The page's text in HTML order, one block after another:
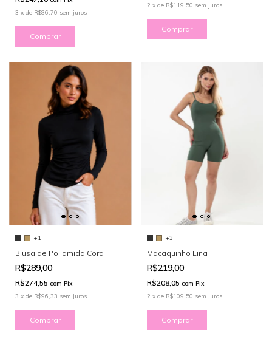
3 x de R$86,70 sem juros
Comprar
2 x de R$119,50 sem juros
Comprar
+1
Blusa de Poliamida Cora
R$289,00
R$274,55 com Pix
3 x de R$96,33 sem juros
Comprar
+3
Macaquinho Lina
R$219,00
R$208,05 com Pix
2 x de R$109,50 sem juros
Comprar